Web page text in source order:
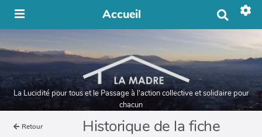
Accueil
e
c
h
r
La Lucidité pour tous et le Passage à l'action collective et solidaire pour
chacun
Retour Historique de la fiche